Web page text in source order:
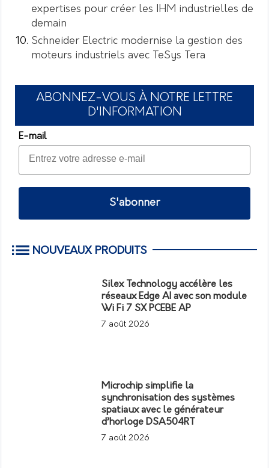
expertises pour créer les IHM industrielles de
demain
Schneider Electric modernise la gestion des
moteurs industriels avec TeSys Tera
ABONNEZ-VOUS À NOTRE LETTRE
D'INFORMATION
E-mail
S'abonner
NOUVEAUX PRODUITS
Silex Technology accélère les
réseaux Edge AI avec son module
Wi Fi 7 SX PCEBE AP
7 août 2026
Microchip simplifie la
synchronisation des systèmes
spatiaux avec le générateur
d’horloge DSA504RT
7 août 2026